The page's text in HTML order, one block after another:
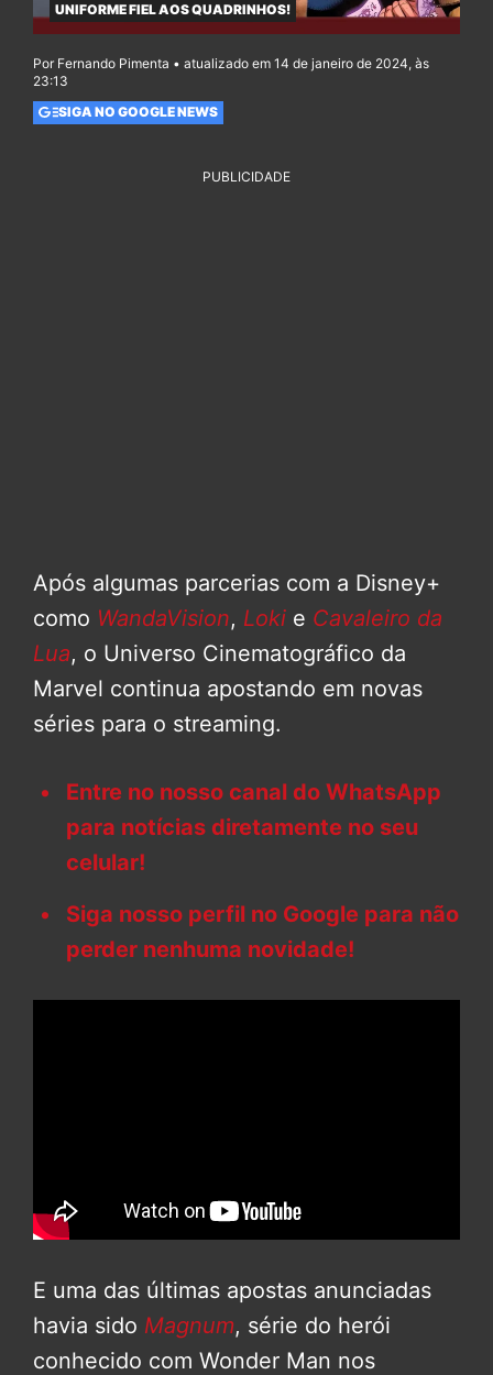
UNIFORME FIEL AOS QUADRINHOS!
Por Fernando Pimenta • atualizado em 14 de janeiro de 2024, às
23:13
SIGA NO GOOGLE NEWS
PUBLICIDADE
Após algumas parcerias com a Disney+
como WandaVision, Loki e Cavaleiro da
Lua, o Universo Cinematográfico da
Marvel continua apostando em novas
séries para o streaming.
Entre no nosso canal do WhatsApp
para notícias diretamente no seu
celular!
Siga nosso perfil no Google para não
perder nenhuma novidade!
E uma das últimas apostas anunciadas
havia sido Magnum, série do herói
conhecido com Wonder Man nos